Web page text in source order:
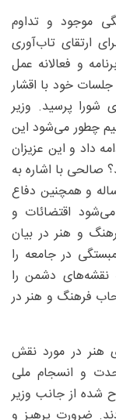
موجود و تداوم
ارتقای تاب‌آوری
و فعالانه عمل
جلسات خود با اقشار
شورا پرسید. وزیر
چطور می‌شود این
داد و این عزیزان
صالحی با اشاره به
و همچنین دفاع
می‌شود اقتضائات و
و هنر در بیان
در جامعه را
نقشه‌های دشمن را
فرهنگ و هنر در
هنر در مورد نقش
و انسجام ملی
شده از جانب وزیر
ضرورت پرهیز و